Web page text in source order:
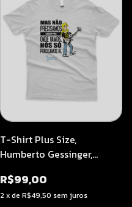
T-Shirt Plus Size,
Humberto Gessinger,
R$99,00
2 xde R$49,50 sem juros